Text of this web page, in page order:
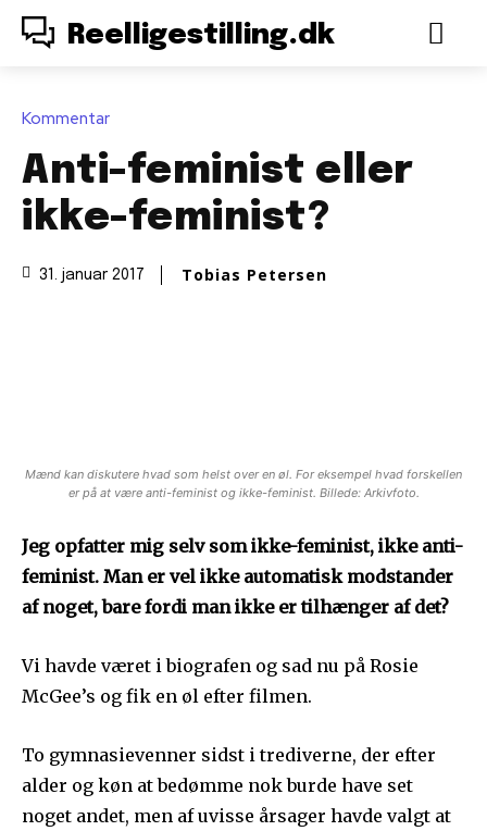
Reelligestilling.dk
Kommentar
Anti-feminist eller
ikke-feminist?
31. januar 2017 Tobias Petersen
Mænd kan diskutere hvad som helst over en øl. For eksempel hvad forskellen
er på at være anti-feminist og ikke-feminist. Billede: Arkivfoto.
Jeg opfatter mig selv som ikke-feminist, ikke anti-
feminist. Man er vel ikke automatisk modstander
af noget, bare fordi man ikke er tilhænger af det?
Vi havde været i biografen og sad nu på Rosie
McGee’s og fik en øl efter filmen.
To gymnasievenner sidst i trediverne, der efter
alder og køn at bedømme nok burde have set
noget andet, men af uvisse årsager havde valgt at